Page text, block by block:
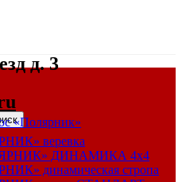
д. 3
«Полярник»
веревка
ДИНАМИКА 4х4
динамическая стропа